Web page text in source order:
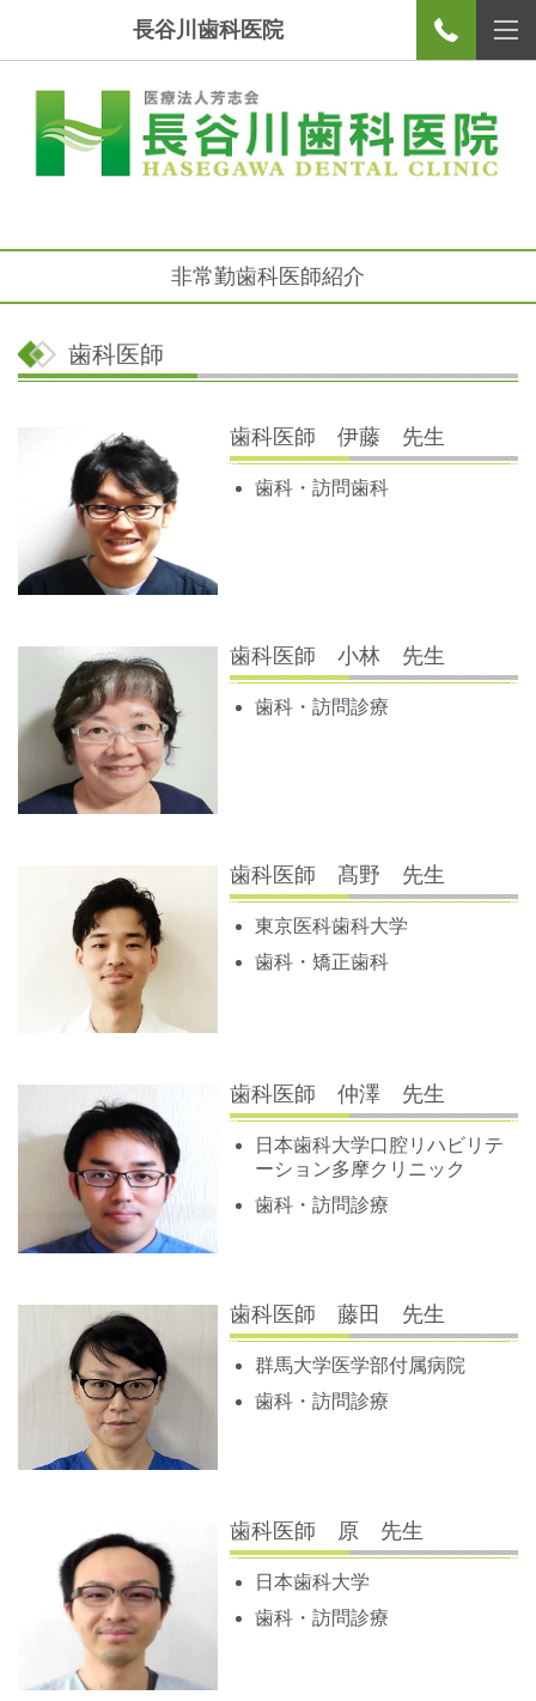
長谷川歯科医院
非常勤歯科医師紹介
歯科医師
歯科医師 伊藤 先生
歯科・訪問歯科
歯科医師 小林 先生
歯科・訪問診療
歯科医師 髙野 先生
東京医科歯科大学
歯科・矯正歯科
歯科医師 仲澤 先生
日本歯科大学口腔リハビリテ
ーション多摩クリニック
歯科・訪問診療
歯科医師 藤田 先生
群馬大学医学部付属病院
歯科・訪問診療
歯科医師 原 先生
日本歯科大学
歯科・訪問診療